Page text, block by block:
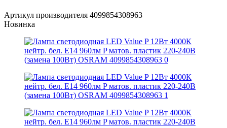
Артикул производителя 4099854308963
Новинка